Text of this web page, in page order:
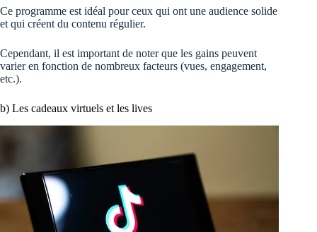
Ce programme est idéal pour ceux qui ont une audience solide
et qui créent du contenu régulier.
Cependant, il est important de noter que les gains peuvent
varier en fonction de nombreux facteurs (vues, engagement,
etc.).
b) Les cadeaux virtuels et les lives